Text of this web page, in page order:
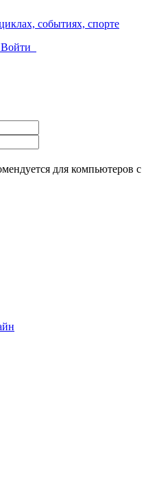
событиях, спорте
Войти
для компьютеров с